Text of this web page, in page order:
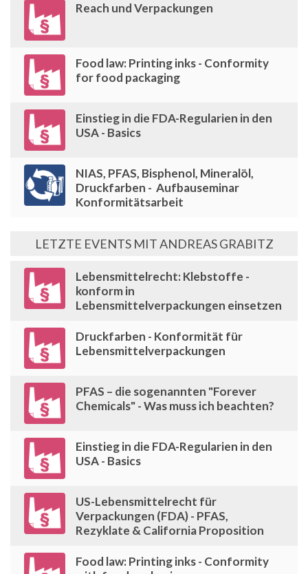
Reach und Verpackungen
Food law: Printing inks - Conformity
for food packaging
Einstieg in die FDA-Regularien in den
USA - Basics
NIAS, PFAS, Bisphenol, Mineralöl,
Druckfarben - Aufbauseminar
Konformitätsarbeit
LETZTE EVENTS MIT ANDREAS GRABITZ
Lebensmittelrecht: Klebstoffe -
konform in
Lebensmittelverpackungen einsetzen
Druckfarben - Konformität für
Lebensmittelverpackungen
PFAS – die sogenannten "Forever
Chemicals" - Was muss ich beachten?
Einstieg in die FDA-Regularien in den
USA - Basics
US-Lebensmittelrecht für
Verpackungen (FDA) - PFAS,
Rezyklate & California Proposition
Food law: Printing inks - Conformity